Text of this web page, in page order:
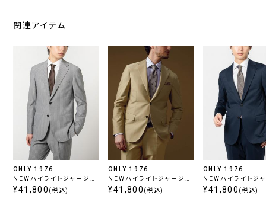
関連アイテム
ONLY 1976
NEWハイライトジャージー
/ ライトグレーストライプ
¥41,800 (税込)
ONLY 1976
NEWハイライトジャージー
/ ベージュ
¥41,800 (税込)
ONLY 1976
NEWハイライトジ
/ ネイビー
¥41,800 (税込)